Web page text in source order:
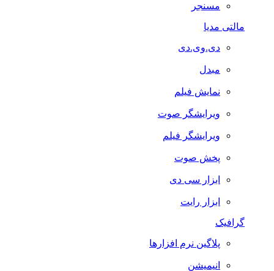
مسنجر
مالتی مدیا
دی.وی.دی
مبدل
نمایش فیلم
ویرایشگر صوت
ویرایشگر فیلم
پخش صوت
ابزار سی دی
ابزار رایت
گرافیک
پلاگین نرم افزارها
انیمیشن